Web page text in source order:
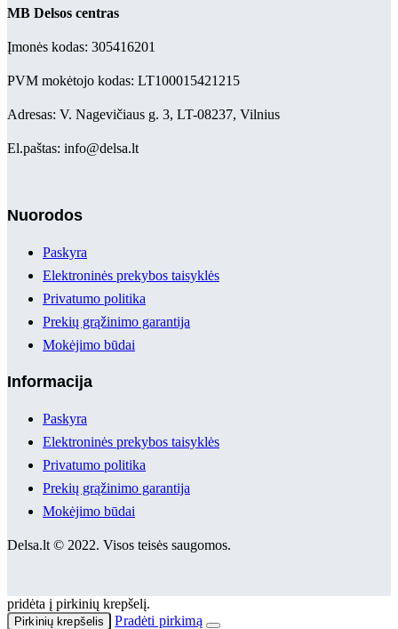
MB Delsos centras
Įmonės kodas: 305416201
PVM mokėtojo kodas: LT100015421215
Adresas: V. Nagevičiaus g. 3, LT-08237, Vilnius
El.paštas: info@delsa.lt
Nuorodos
Paskyra
Elektroninės prekybos taisyklės
Privatumo politika
Prekių grąžinimo garantija
Mokėjimo būdai
Informacija
Paskyra
Elektroninės prekybos taisyklės
Privatumo politika
Prekių grąžinimo garantija
Mokėjimo būdai
Delsa.lt © 2022. Visos teisės saugomos.
pridėta į pirkinių krepšelį.
Pirkinių krepšelis Pradėti pirkimą